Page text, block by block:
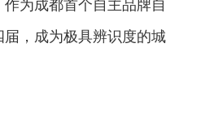
为成都首个自主品牌自
，成为极具辨识度的城